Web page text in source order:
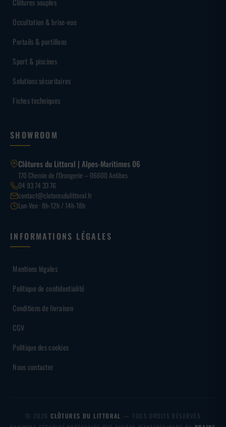
Clôtures souples
Occultation & brise-vue
Portails & portillons
Sport & piscines
Solutions sécuritaires
Fiches techniques
SHOWROOM
Clôtures du Littoral | Alpes-Maritimes 06
170 Chemin de l’Orangerie – 06600 Antibes
04 93 74 33 76
contact@cloturesdulittoral.fr
Lun-Ven · 8h-12h / 14h-18h
INFORMATIONS LÉGALES
Mentions légales
Politique de confidentialité
Conditions de livraison
CGV
Politique des cookies
Nous contacter
© 2026CLÔTURES DU LITTORAL — TOUS DROITS RÉSERVÉS